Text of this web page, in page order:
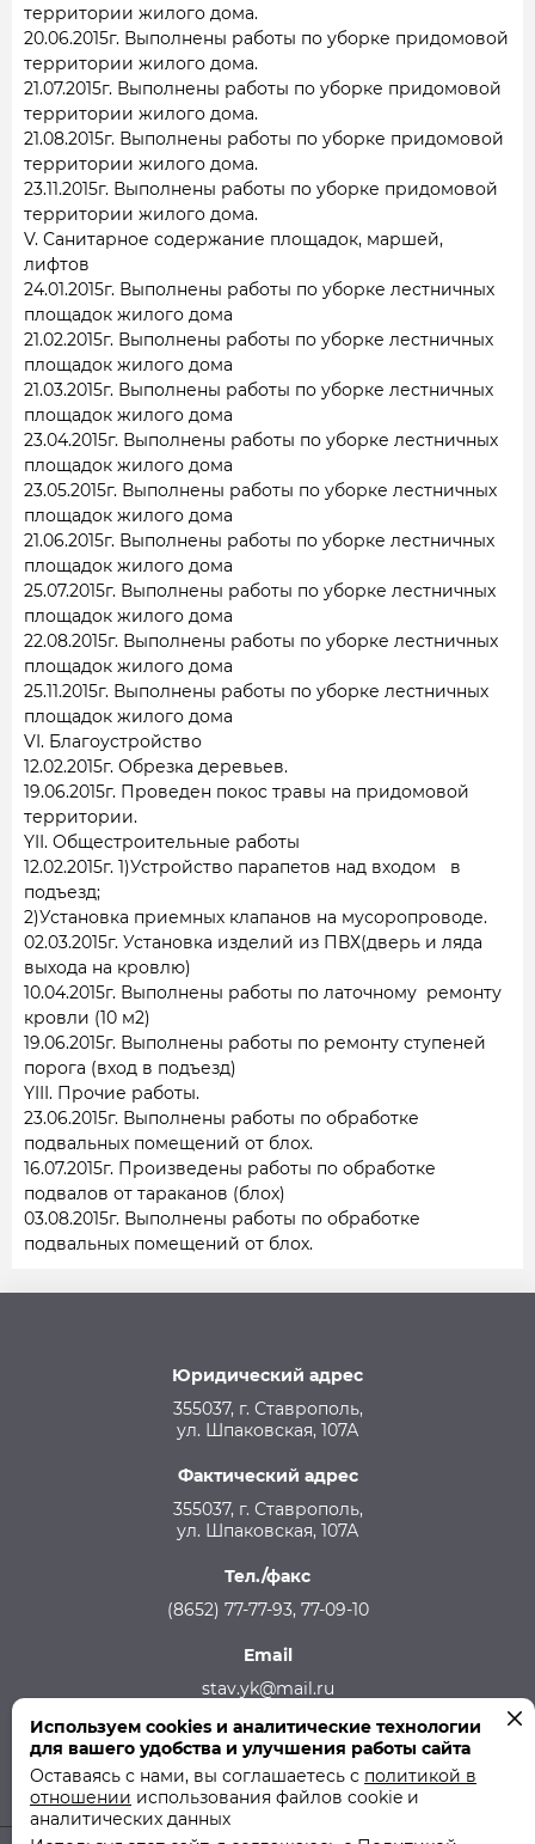
территории жилого дома.
20.06.2015г. Выполнены работы по уборке придомовой
территории жилого дома.
21.07.2015г. Выполнены работы по уборке придомовой
территории жилого дома.
21.08.2015г. Выполнены работы по уборке придомовой
территории жилого дома.
23.11.2015г. Выполнены работы по уборке придомовой
территории жилого дома.
V. Санитарное содержание площадок, маршей,
лифтов
24.01.2015г. Выполнены работы по уборке лестничных
площадок жилого дома
21.02.2015г. Выполнены работы по уборке лестничных
площадок жилого дома
21.03.2015г. Выполнены работы по уборке лестничных
площадок жилого дома
23.04.2015г. Выполнены работы по уборке лестничных
площадок жилого дома
23.05.2015г. Выполнены работы по уборке лестничных
площадок жилого дома
21.06.2015г. Выполнены работы по уборке лестничных
площадок жилого дома
25.07.2015г. Выполнены работы по уборке лестничных
площадок жилого дома
22.08.2015г. Выполнены работы по уборке лестничных
площадок жилого дома
25.11.2015г. Выполнены работы по уборке лестничных
площадок жилого дома
VI. Благоустройство
12.02.2015г. Обрезка деревьев.
19.06.2015г. Проведен покос травы на придомовой
территории.
YII. Общестроительные работы
12.02.2015г. 1)Устройство парапетов над входом в
подъезд;
2)Установка приемных клапанов на мусоропроводе.
02.03.2015г. Установка изделий из ПВХ(дверь и ляда
выхода на кровлю)
10.04.2015г. Выполнены работы по латочному ремонту
кровли (10 м2)
19.06.2015г. Выполнены работы по ремонту ступеней
порога (вход в подъезд)
YIII. Прочие работы.
23.06.2015г. Выполнены работы по обработке
подвальных помещений от блох.
16.07.2015г. Произведены работы по обработке
подвалов от тараканов (блох)
03.08.2015г. Выполнены работы по обработке
подвальных помещений от блох.
Юридический адрес
355037, г. Ставрополь,
ул. Шпаковская, 107А
Фактический адрес
355037, г. Ставрополь,
ул. Шпаковская, 107А
Тел./факс
(8652) 77-77-93, 77-09-10
Email
stav.yk@mail.ru
Телефон аварийной службы
215-957, 8-928-301-92-08 (круглосуточно)
Используем cookies и аналитические технологии
для вашего удобства и улучшения работы сайта
Оставаясь с нами, вы соглашаетесь с политикой в
отношении использования файлов cookie и
аналитических данных